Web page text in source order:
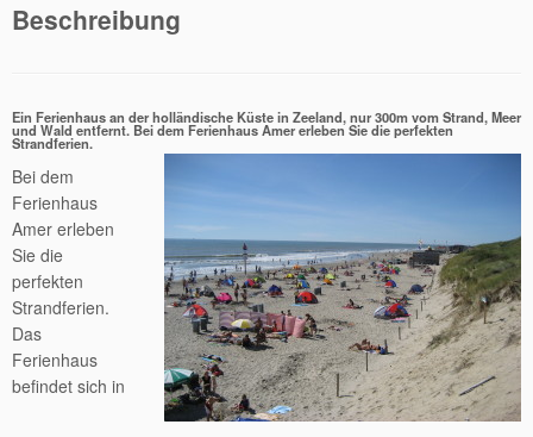
Beschreibung
Ein Ferienhaus an der holländische Küste in Zeeland, nur 300m vom Strand, Meer
und Wald entfernt. Bei dem Ferienhaus Amer erleben Sie die perfekten
Strandferien.
Bei dem
Ferienhaus
Amer erleben
Sie die
perfekten
Strandferien.
Das
Ferienhaus
befindet sich in